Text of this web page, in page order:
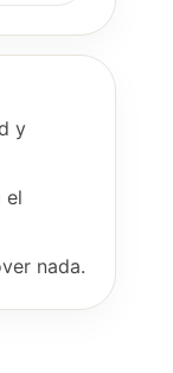
y
el
nada.